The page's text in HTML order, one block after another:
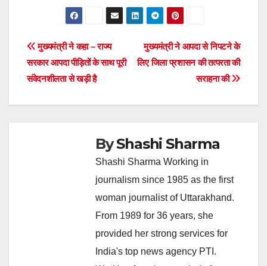
Post
navigation
मुख्यमंत्री ने आपदा से निपटने के
लिए जिला प्रशासन की तत्परता की
सराहना की
मुख्यमंत्री ने कहा – राज्य
सरकार आपदा पीड़ितों के साथ पूरी
संवेदनशीलता से खड़ी है
ByShashi Sharma
Shashi Sharma Working in
journalism since 1985 as the first
woman journalist of Uttarakhand.
From 1989 for 36 years, she
provided her strong services for
India's top news agency PTI.